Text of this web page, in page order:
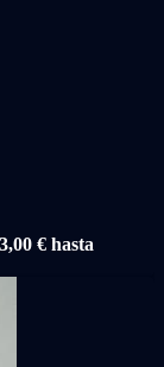
€ hasta